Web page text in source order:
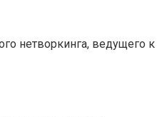
нетворкинга, ведущего к